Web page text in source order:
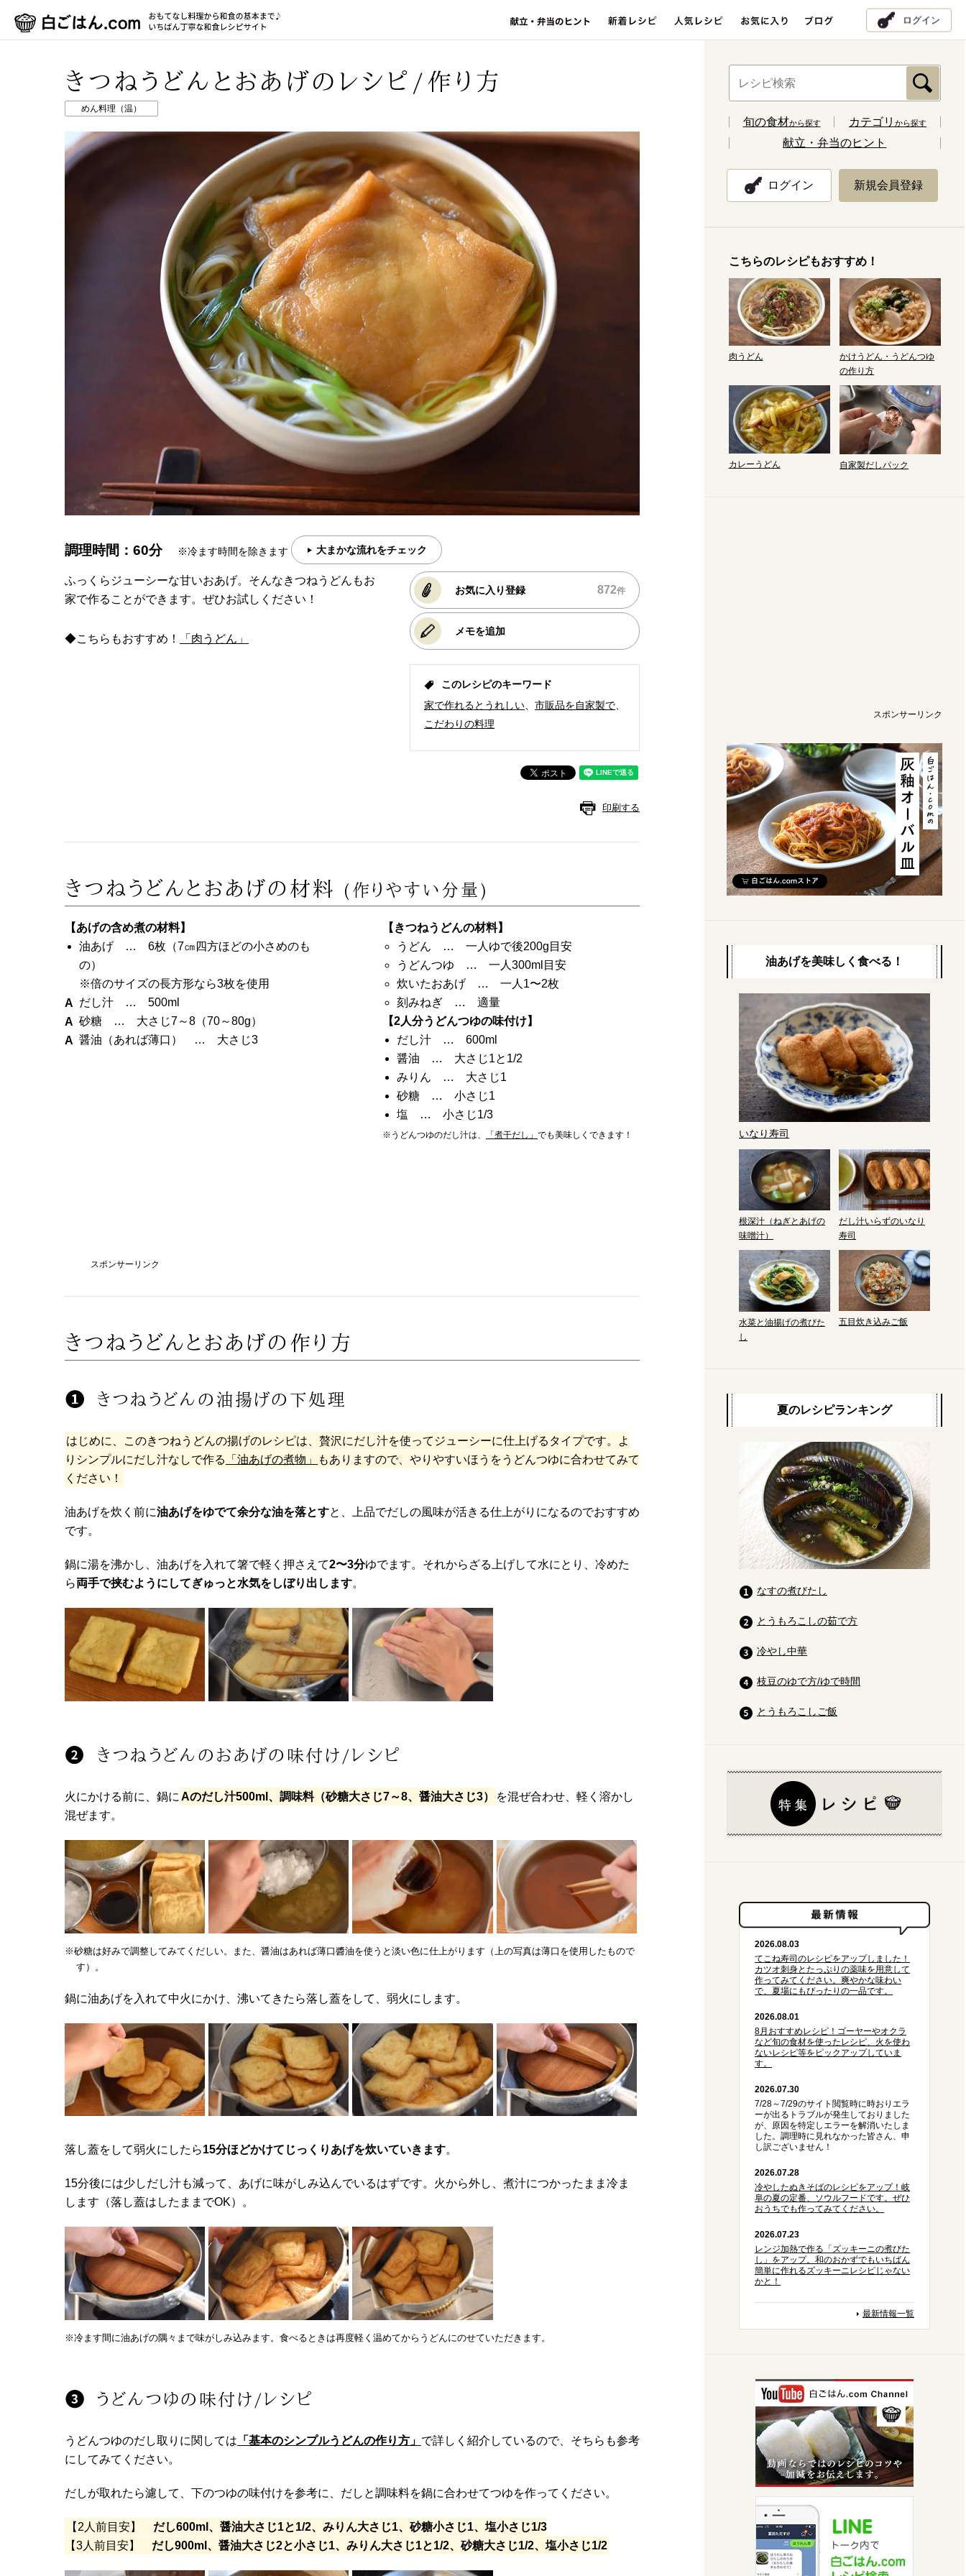
ログイン
きつねうどんとおあげのレシピ/作り方
めん料理（温）
調理時間：60分 ※冷ます時間を除きます 大まかな流れをチェック
ふっくらジューシーな甘いおあげ。そんなきつねうどんもお
家で作ることができます。ぜひお試しください！
◆こちらもおすすめ！ 「肉うどん」
お気に入り登録 872件
メモを追加
このレシピのキーワード
家で作れるとうれしい
市販品を自家製で
こだわりの料理
印刷する
きつねうどんとおあげの材料 (作りやすい分量)
【あげの含め煮の材料】
油あげ … 6枚（7㎝四方ほどの小さめのも
の）
※倍のサイズの長方形なら3枚を使用
だし汁 … 500ml
砂糖 … 大さじ7～8（70～80g）
醤油（あれば薄口） … 大さじ3
【きつねうどんの材料】
うどん … 一人ゆで後200g目安
うどんつゆ … 一人300ml目安
炊いたおあげ … 一人1〜2枚
刻みねぎ … 適量
【2人分うどんつゆの味付け】
だし汁 … 600ml
醤油 … 大さじ1と1/2
みりん … 大さじ1
砂糖 … 小さじ1
塩 … 小さじ1/3
※うどんつゆのだし汁は、 「煮干だし」 でも美味しくできます！
スポンサーリンク
きつねうどんとおあげの作り方
きつねうどんの油揚げの下処理
はじめに、このきつねうどんの揚げのレシピは、贅沢にだし汁を使ってジューシーに仕上げるタイプです。よ
りシンプルにだし汁なしで作る
「油あげの煮物」
もありますので、やりやすいほうをうどんつゆに合わせてみて
ください！
油あげを炊く前に油あげをゆでて余分な油を落とすと、上品でだしの風味が活きる仕上がりになるのでおすすめ
です。
鍋に湯を沸かし、油あげを入れて箸で軽く押さえて2〜3分ゆでます。それからざる上げして水にとり、冷めた
ら両手で挟むようにしてぎゅっと水気をしぼり出します。
きつねうどんのおあげの味付け/レシピ
火にかける前に、鍋に Aのだし汁500ml、調味料（砂糖大さじ7～8、醤油大さじ3）
を混ぜ合わせ、軽く溶かし
混ぜます。
※砂糖は好みで調整してみてくだしい。また、醤油はあれば薄口醬油を使うと淡い色に仕上がります（上の写真は薄口を使用したもので
す）。
鍋に油あげを入れて中火にかけ、沸いてきたら落し蓋をして、弱火にします。
落し蓋をして弱火にしたら15分ほどかけてじっくりあげを炊いていきます。
15分後には少しだし汁も減って、あげに味がしみ込んでいるはずです。火から外し、煮汁につかったまま冷ま
します（落し蓋はしたままでOK）。
※冷ます間に油あげの隅々まで味がしみ込みます。食べるときは再度軽く温めてからうどんにのせていただきます。
うどんつゆの味付け/レシピ
うどんつゆのだし取りに関しては 「基本のシンプルうどんの作り方」 で詳しく紹介しているので、そちらも参考
にしてみてください。
だしが取れたら濾して、下のつゆの味付けを参考に、だしと調味料を鍋に合わせてつゆを作ってください。
【2人前目安】 だし600ml、醤油大さじ1と1/2、みりん大さじ1、砂糖小さじ1、塩小さじ1/3
【3人前目安】 だし900ml、醤油大さじ2と小さじ1、みりん大さじ1と1/2、砂糖大さじ1/2、塩小さじ1/2
旬の食材から探す カテゴリ から探す
献立・弁当のヒント
ログイン 新規会員登録
こちらのレシピもおすすめ！
肉うどん
かけうどん・うどんつゆ
の作り方
カレーうどん 自家製だしパック
スポンサーリンク
油あげを美味しく食べる！
いなり寿司
根深汁（ねぎとあげの
味噌汁）
だし汁いらずのいなり
寿司
水菜と油揚げの煮びた
し
五目炊き込みご飯
夏のレシピランキング
なすの煮びたし
とうもろこしの茹で方
冷やし中華
枝豆のゆで方/ゆで時間
とうもろこしご飯
2026.08.03
てこね寿司のレシピをアップしました！
カツオ刺身とたっぷりの薬味を用意して
作ってみてください。爽やかな味わい
で、夏場にもぴったりの一品です。
2026.08.01
8月おすすめレシピ！ゴーヤーやオクラ
など旬の食材を使ったレシピ、火を使わ
ないレシピ等をピックアップしていま
す。
2026.07.30
7/28～7/29のサイト閲覧時に時おりエラ
ーが出るトラブルが発生しておりました
が、原因を特定しエラーを解消いたしま
した。調理時に見れなかった皆さん、申
し訳ございません！
2026.07.28
冷やしたぬきそばのレシピをアップ！岐
阜の夏の定番、ソウルフードです。ぜひ
おうちでも作ってみてください。
2026.07.23
レンジ加熱で作る「ズッキーニの煮びた
し」をアップ。和のおかずでもいちばん
簡単に作れるズッキーニレシピじゃない
かと！
最新情報一覧